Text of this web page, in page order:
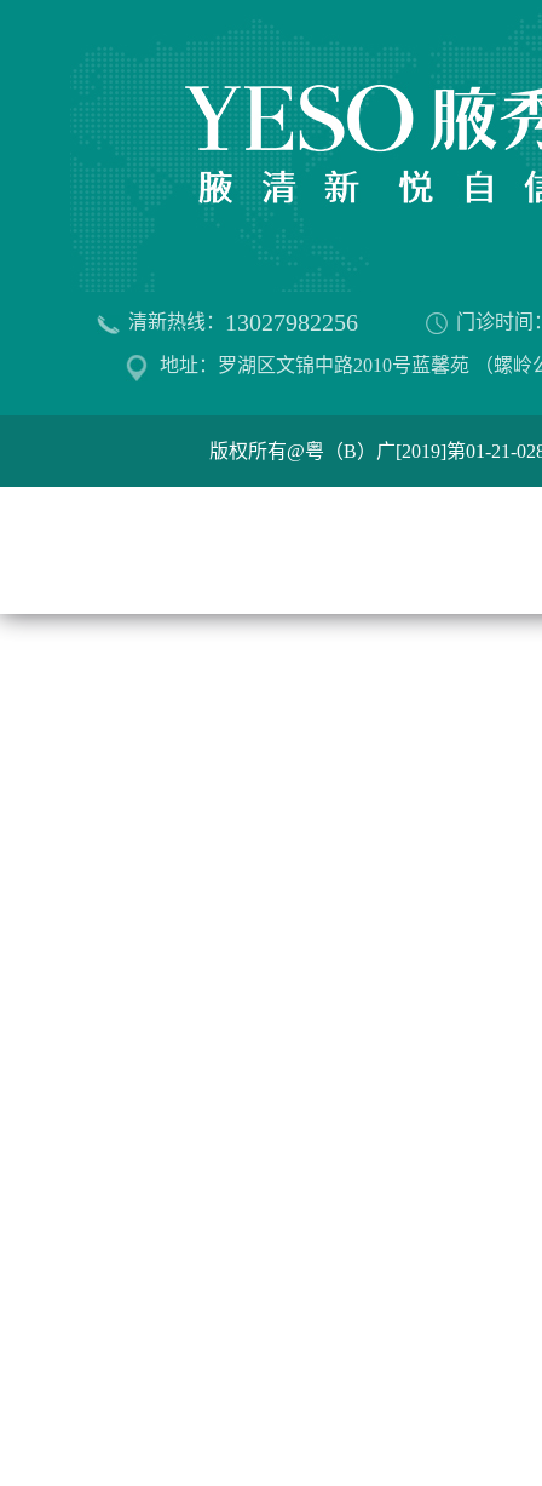
清新热线： 13027982256 门诊时间
地址：罗湖区文锦中路2010号蓝馨苑 （螺岭
版权所有@粤（B）广[2019]第01-21-